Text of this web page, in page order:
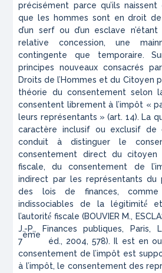
précisément parce qu’ils
que les hommes sont en droit
d’un serf ou d’un esclave
relative concession, une
contingente que temporaire.
principes nouveaux consacrés
Droits de l’Hommes et du Citoyen
théorie du consentement selon
consentent librement à l’impôt «
leurs représentants » (art. 14). La
caractère inclusif ou exclusif
conduit à distinguer le
consentement direct du
fiscale, du consentement de
indirect par les représentants
des lois de finances, comme
indissociables de la légitimité́
l’autorité́ fiscale (BOUVIER M.,
J.-P.,
Finances publiques, Paris,
7
ème
éd., 2004, 578). Il est en
consentement de l’impôt est
à l’impôt, le consentement des